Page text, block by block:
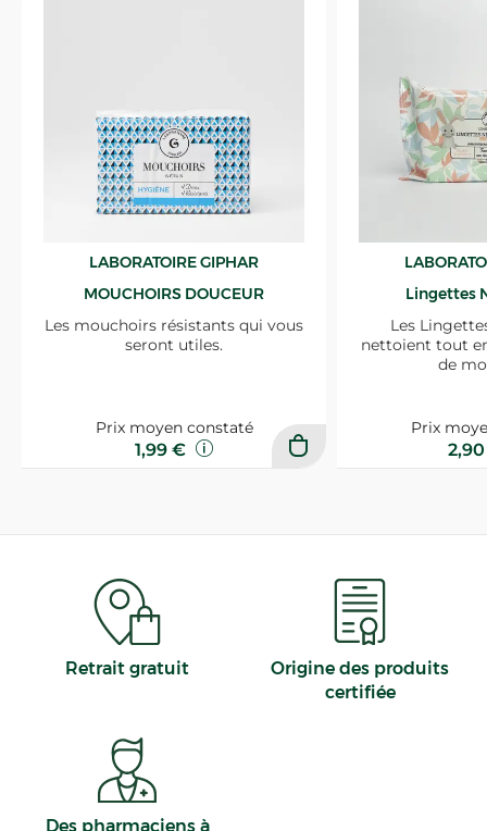
LABORATOIRE GIPHAR
MOUCHOIRS DOUCEUR
Les mouchoirs résistants qui vous
seront utiles.
Prix moyen constaté
1,99 €
Lingettes
Les
nettoient tout
de
Prix
Retrait gratuit
Origine des produits
certifiée
Des pharmaciens à